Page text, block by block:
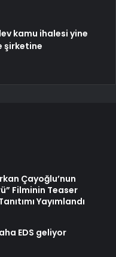
kamu ihalesi yine
şirketine
Çayoğlu’nun
Filminin Teaser
Yayımlandı
EDS geliyor